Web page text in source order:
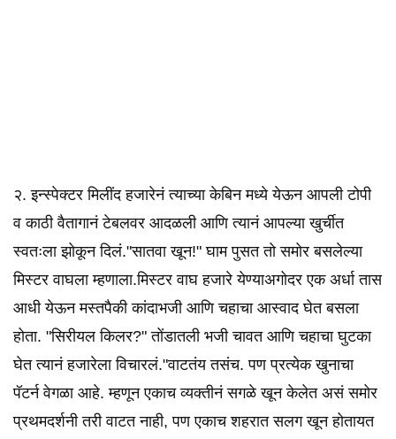
२. इन्स्पेक्टर मिलींद हजारेनं त्याच्या केबिन मध्ये येऊन आपली टोपी
व काठी वैतागानं टेबलवर आदळली आणि त्यानं आपल्या खुर्चीत
स्वतःला झोकून दिलं."सातवा खून!" घाम पुसत तो समोर बसलेल्या
मिस्टर वाघला म्हणाला.मिस्टर वाघ हजारे येण्याअगोदर एक अर्धा तास
आधी येऊन मस्तपैकी कांदाभजी आणि चहाचा आस्वाद घेत बसला
होता. "सिरीयल किलर?" तोंडातली भजी चावत आणि चहाचा घुटका
घेत त्यानं हजारेला विचारलं."वाटतंय तसंच. पण प्रत्येक खुनाचा
पॅटर्न वेगळा आहे. म्हणून एकाच व्यक्तीनं सगळे खून केलेत असं समोर
प्रथमदर्शनी तरी वाटत नाही, पण एकाच शहरात सलग खून होतायत